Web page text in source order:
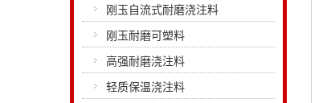
刚玉自流式耐磨浇注料
刚玉耐磨可塑料
高强耐磨浇注料
轻质保温浇注料